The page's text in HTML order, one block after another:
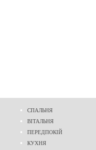
СПАЛЬНЯ
ВІТАЛЬНЯ
ПЕРЕДПОКІЙ
КУХНЯ